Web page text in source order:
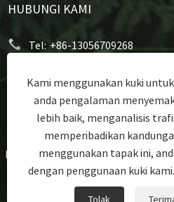
HUBUNGI KAMI
Tel: +86-13056709268
Jalan Gutang,
Wilayah Zhejiang, China
Hak Cipta © 2023 Ningbo
Alat Memasak Aluminium,
Plat Wafel - Hak
Kami menggunakan kuki
anda pengalaman
lebih baik, menganalisis
memperibadikan
menggunakan tapak ini,
dengan penggunaan kuki kami.
Tolak